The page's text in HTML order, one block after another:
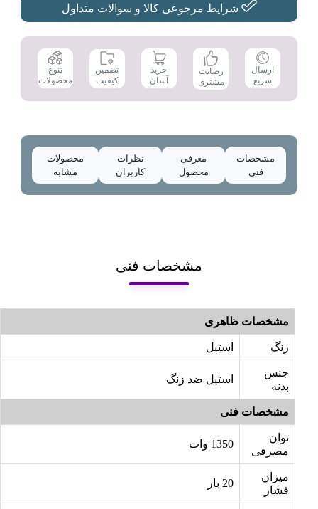
عدد
شرایط مرجوعی کالا و سوالات متداول
ارسال
سریع
رضایت
مشتری
خرید
آسان
تضمین
کیفیت
تنوع
محصولات
مشخصات
فنی
معرفی
محصول
نظرات
کاربران
محصولات
مشابه
مشخصات فنی
مشخصات ظاهری
رنگ استیل
جنس
بدنه
استیل ضد زنگ
مشخصات فنی
توان
مصرفی
1350 وات
میزان
فشار